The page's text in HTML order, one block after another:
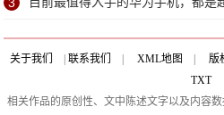
菜？
关于我们 联系我们 XML地图 版
TXT
相关作品的原创性、文中陈述文字以及内容